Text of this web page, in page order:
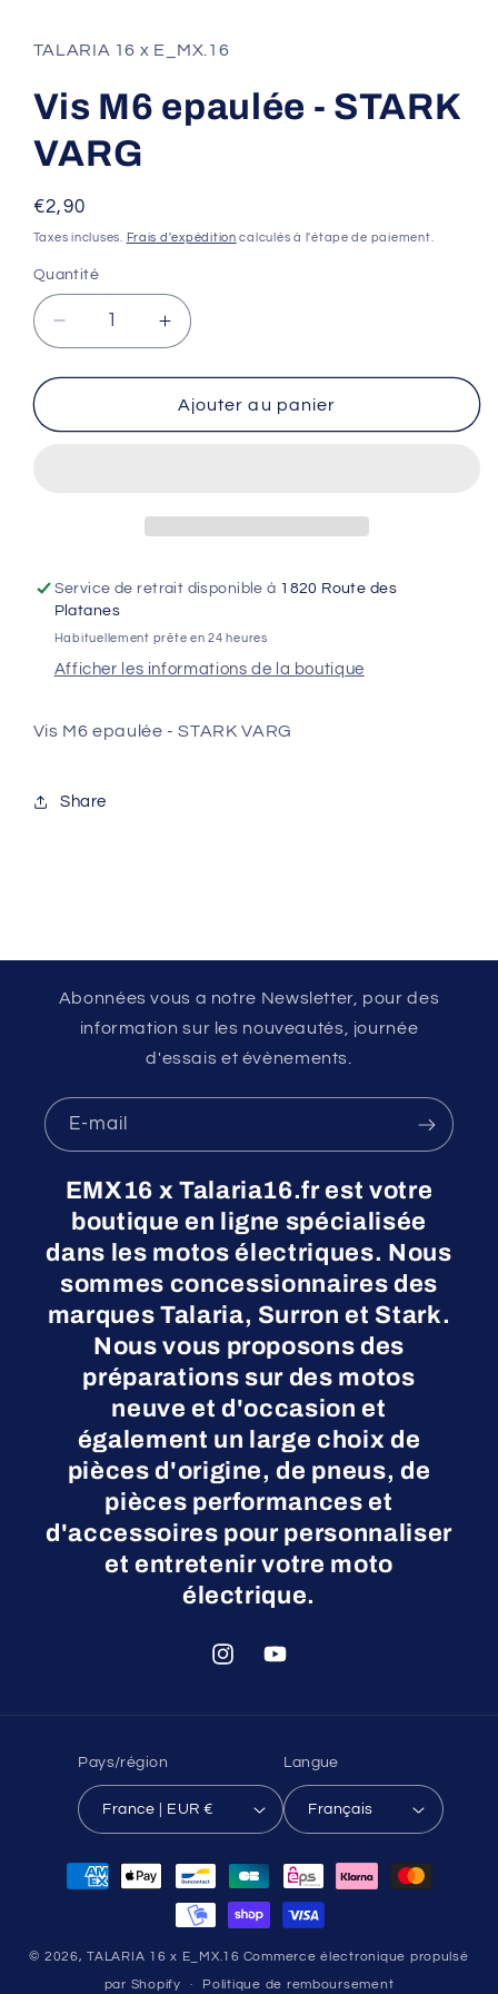
1
dans
fenêtre
modale
TALARIA 16 x E_MX.16
Vis M6 epaulée - STARK
VARG
Prix
habituel
€2,90
Taxes incluses. Frais d'expédition calculés à l'étape de paiement.
Quantité
Réduire
la
quantité
Vis
Augmenter
la
quantité
de
Vis
Ajouter au panier
Service de retrait disponible à 1820 Route des
Platanes
Habituellement prête en 24 heures
Afficher les informations de la boutique
Vis M6 epaulée - STARK VARG
Share
Abonnées vous a notre Newsletter, pour des
information sur les nouveautés, journée
d'essais et évènements.
E-mail
EMX16 x Talaria16.fr est votre
boutique en ligne spécialisée
dans les motos électriques. Nous
sommes concessionnaires des
marques Talaria, Surron et Stark.
Nous vous proposons des
préparations sur des motos
neuve et d'occasion et
également un large choix de
pièces d'origine, de pneus, de
pièces performances et
d'accessoires pour personnaliser
et entretenir votre moto
électrique.
InstagramYouTube
Pays/région
France | EUR €
Langue
Français
Moyens
© 2026,TALARIA 16 x E_MX.16 Commerce électronique propulsé
par Shopify Politique de remboursement